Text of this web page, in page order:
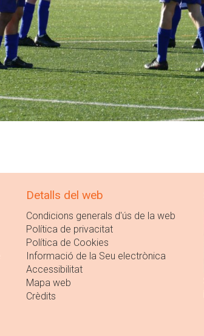
Detalls del web
Condicions generals d'ús de la web
Política de privacitat
Política de Cookies
Informació de la Seu electrònica
Accessibilitat
Mapa web
Crèdits